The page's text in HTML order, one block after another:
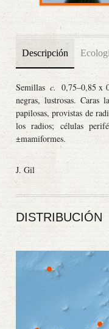
Descripción
Semillas c. 0,75–0,85 x
negras, lustrosas. Caras
papilosas, provistas de
los radios; células
±mamiformes.
J. Gil
DISTRIBUCIÓN